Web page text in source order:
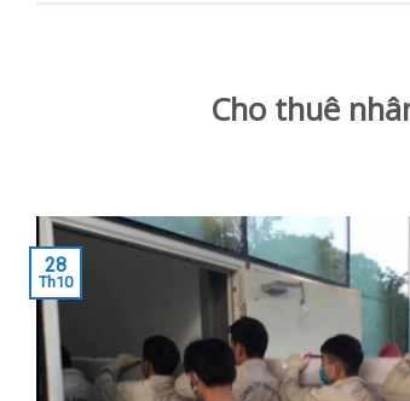
Cho thuê
28
Th10